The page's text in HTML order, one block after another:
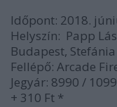
Időpont: 2018.
Helyszín: Papp
Budapest,
Fellépő: Arcade
Jegyár: 8990 /
+ 310 Ft *